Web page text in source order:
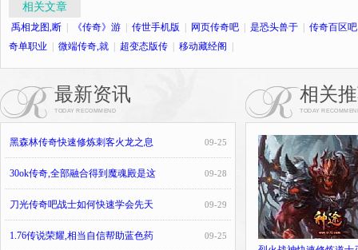
相关文章
禹相龙图,断 《传奇》游 传世手机版 网页传奇吧 是恐头兽于
传奇百区吧
奇单职业
微端传奇,就 超变态版传 移动藏经阁
最新资讯
TODAY RECOMMEND
09-25
黑森林传奇快速修炼刺客火龙之息
09-28
30ok传奇,全部融合得到魔魂殿是这
09-29
刀光传奇吧战士如何快速学会先天
09-25
1.76传说荣耀,相当自信帮助蓝色药
相关
TODAY